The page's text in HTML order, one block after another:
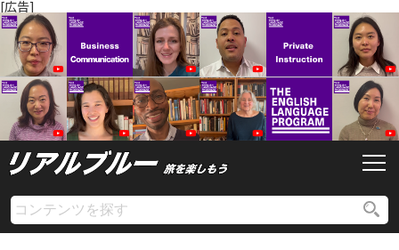
[広告]